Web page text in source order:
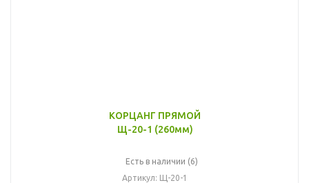
КОРЦАНГ ПРЯМОЙ
Щ-20-1 (260мм)
Есть в наличии (6)
Артикул: Щ-20-1